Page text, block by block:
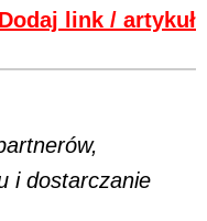
Dodaj link / artykuł
i dostarczanie